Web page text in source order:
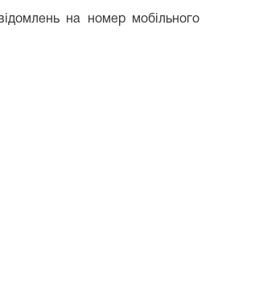
на номер мобільного